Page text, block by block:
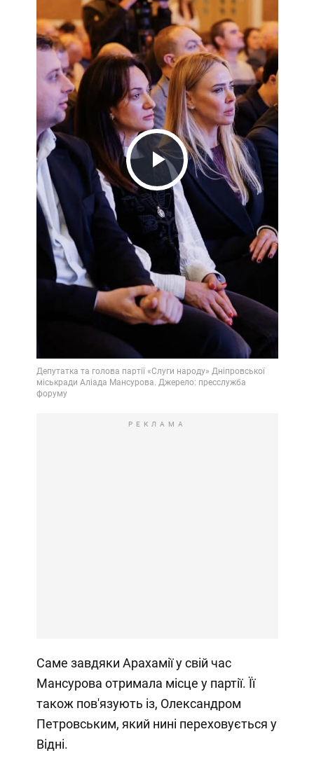
Play
Video
РЕКЛАМА
Саме завдяки Арахамії у свій час
Мансурова отримала місце у партії. Її
також пов'язують із, Олександром
Петровським, який нині переховується у
Відні.